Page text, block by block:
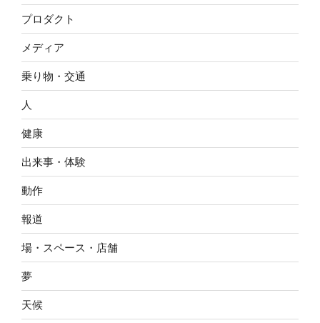
プロダクト
メディア
乗り物・交通
人
健康
出来事・体験
動作
報道
場・スペース・店舗
夢
天候